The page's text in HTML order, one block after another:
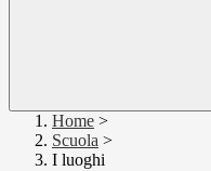
Home >
Scuola >
I luoghi